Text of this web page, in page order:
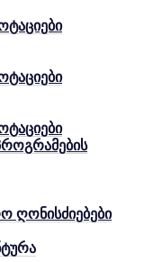
ღონისძიებები